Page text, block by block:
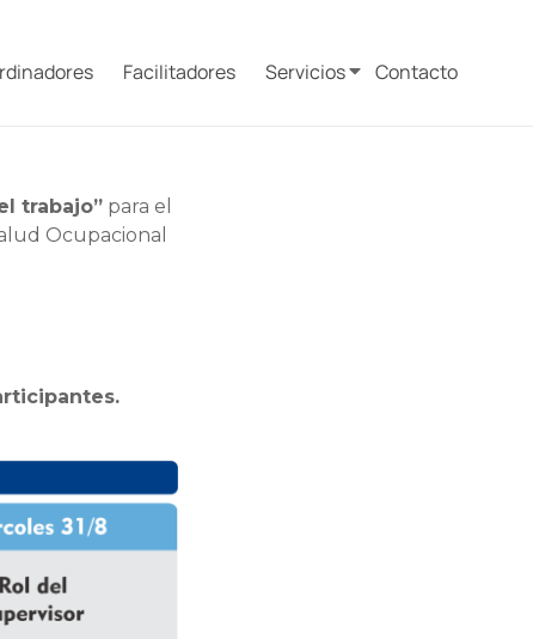
Facilitadores Servicios Contacto
trabajo” para el
Ocupacional